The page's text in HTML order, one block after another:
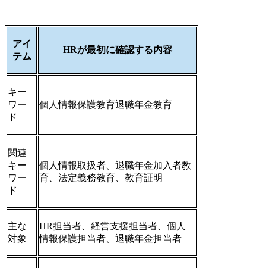
アイ
テム
HRが最初に確認する内容
キー
ワー
ド
個人情報保護教育退職年金教育
関連
キー
ワー
ド
個人情報取扱者、退職年金加入者教
育、法定義務教育、教育証明
主な
対象
HR担当者、経営支援担当者、個人
情報保護担当者、退職年金担当者